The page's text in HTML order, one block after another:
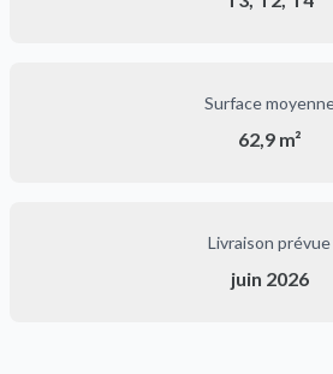
Surface
62,9 m²
Livraison prévue
juin 2026